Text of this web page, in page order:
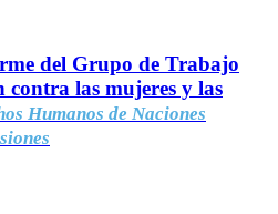
del Grupo de Trabajo
las mujeres y las
Humanos de Naciones